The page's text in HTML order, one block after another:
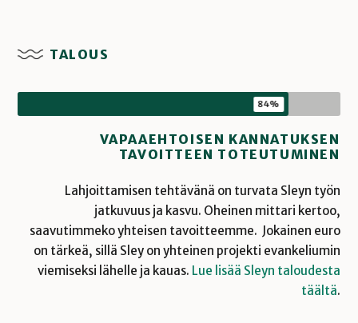
TALOUS
84%
VAPAAEHTOISEN KANNATUKSEN
TAVOITTEEN TOTEUTUMINEN
Lahjoittamisen tehtävänä on turvata Sleyn työn
jatkuvuus ja kasvu. Oheinen mittari kertoo,
saavutimmeko yhteisen tavoitteemme. Jokainen euro
on tärkeä, sillä Sley on yhteinen projekti evankeliumin
viemiseksi lähelle ja kauas. Lue lisää Sleyn taloudesta
täältä.